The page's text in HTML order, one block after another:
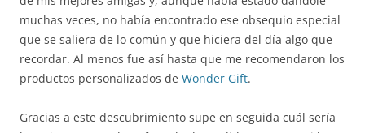
muchas veces, no había encontrado ese obsequio especial
que se saliera de lo común y que hiciera del día algo que
recordar. Al menos fue así hasta que me recomendaron los
productos personalizados de Wonder Gift.
Gracias a este descubrimiento supe en seguida cuál sería